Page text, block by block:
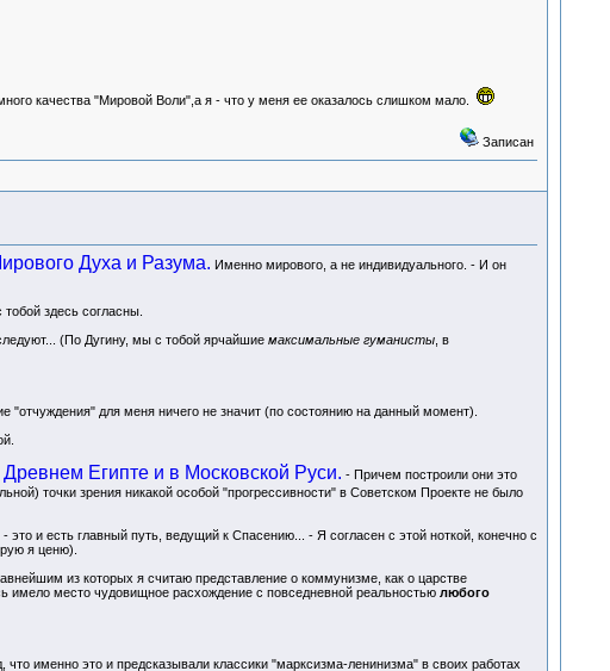
качества "Мировой Воли",а я - что у меня ее оказалось слишком мало.
Записан
Духа и Разума. Именно мирового, а не индивидуального. - И он
здесь согласны.
(По Дугину, мы с тобой ярчайшие максимальные гуманисты, в
"отчуждения" для меня ничего не значит (по состоянию на данный момент).
Египте и в Московской Руси. - Причем построили они это
точки зрения никакой особой "прогрессивности" в Советском Проекте не было
и есть главный путь, ведущий к Спасению... - Я согласен с этой ноткой, конечно с
я ценю).
из которых я считаю представление о коммунизме, как о царстве
имело место чудовищное расхождение с повседневной реальностью любого
именно это и предсказывали классики "марксизма-ленинизма" в своих работах